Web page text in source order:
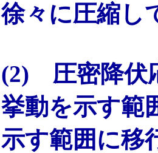
徐々に圧縮し
(2) 圧密降伏
挙動を示す範
示す範囲に移